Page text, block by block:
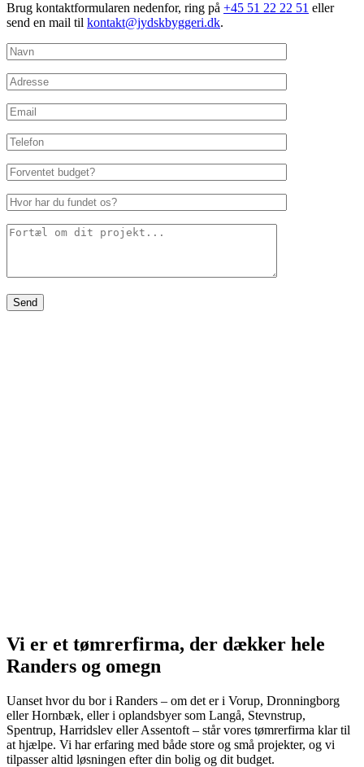
Brug kontaktformularen nedenfor, ring på +45 51 22 22 51 eller
send en mail til kontakt@jydskbyggeri.dk.
Vi er et tømrerfirma, der dækker hele
Randers og omegn
Uanset hvor du bor i Randers – om det er i Vorup, Dronningborg
eller Hornbæk, eller i oplandsbyer som Langå, Stevnstrup,
Spentrup, Harridslev eller Assentoft – står vores tømrerfirma klar til
at hjælpe. Vi har erfaring med både store og små projekter, og vi
tilpasser altid løsningen efter din bolig og dit budget.